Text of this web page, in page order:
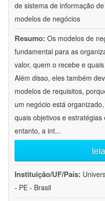
de sistema de informação
modelos de negócios
Resumo: Os modelos de
fundamental para as
valor, quem o recebe e
Além disso, eles também
modelos de requisitos,
um negócio está
quais objetivos e
entanto, a int...
Instituição/UF/País:
- PE - Brasil